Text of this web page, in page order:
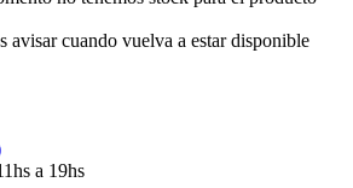
avisar cuando vuelva a estar disponible
a 19hs